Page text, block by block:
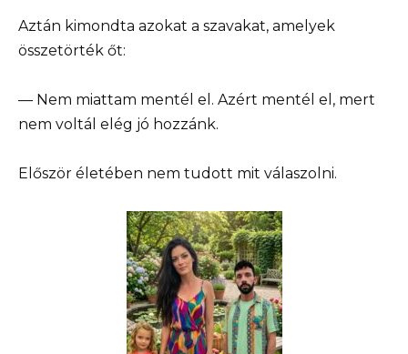
Aztán kimondta azokat a szavakat, amelyek
összetörték őt:
— Nem miattam mentél el. Azért mentél el, mert
nem voltál elég jó hozzánk.
Először életében nem tudott mit válaszolni.